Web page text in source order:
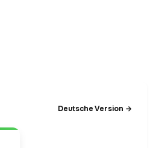
Deutsche Version →